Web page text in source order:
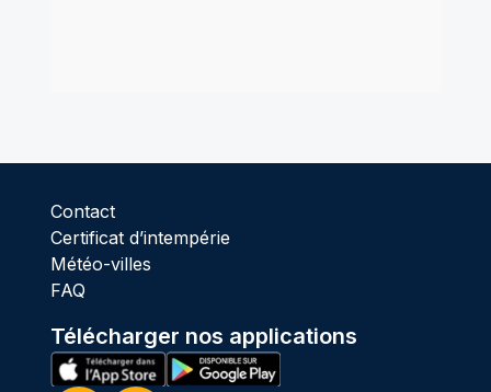
Contact
Certificat d’intempérie
Météo-villes
FAQ
Télécharger nos applications